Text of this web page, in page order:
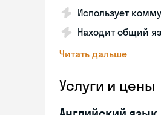
Использует
Находит общий
Читать дальше
Услуги и цены